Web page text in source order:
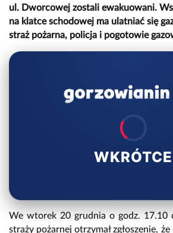
ul. Dworcowej zostali ewakuowani.
na klatce schodowej ma ulatniać się
straż pożarna, policja i pogotowie
WKRÓTCE
We wtorek 20 grudnia o godz. 17.10
straży pożarnej otrzymał zgłoszenie,